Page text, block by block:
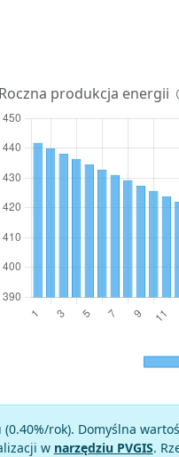
Roczna produkcja energii
(0.40%/rok). Domyślna
w narzędziu PVGIS.